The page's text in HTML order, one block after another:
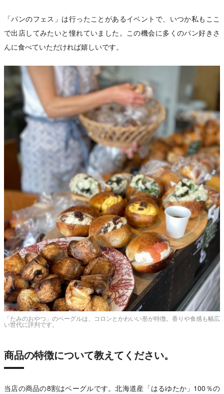
「パンのフェス」は行ったことがあるイベントで、いつか私もここ
で出店してみたいと憧れていました。この機会に多くのパン好きさ
んに食べていただければ嬉しいです。
「たみのおやつ」のベーグルは、コロンとかわいい形が特徴。香りや食感も幅広
い世代に評判です。
商品の特徴について教えてください。
当店の商品の8割はベーグルです。北海道産「はるゆたか」100％の